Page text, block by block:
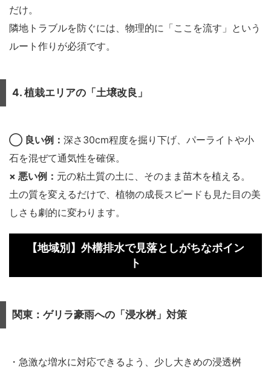
だけ。
隣地トラブルを防ぐには、物理的に「ここを流す」という
ルート作りが必須です。
4. 植栽エリアの「土壌改良」
◯ 良い例： 深さ30cm程度を掘り下げ、パーライトや小
石を混ぜて通気性を確保。
× 悪い例： 元の粘土質の土に、そのまま苗木を植える。
土の質を変えるだけで、植物の成長スピードも見た目の美
しさも劇的に変わります。
【地域別】外構排水で見落としがちなポイン
ト
関東：ゲリラ豪雨への「浸水桝」対策
・急激な増水に対応できるよう、少し大きめの浸透桝